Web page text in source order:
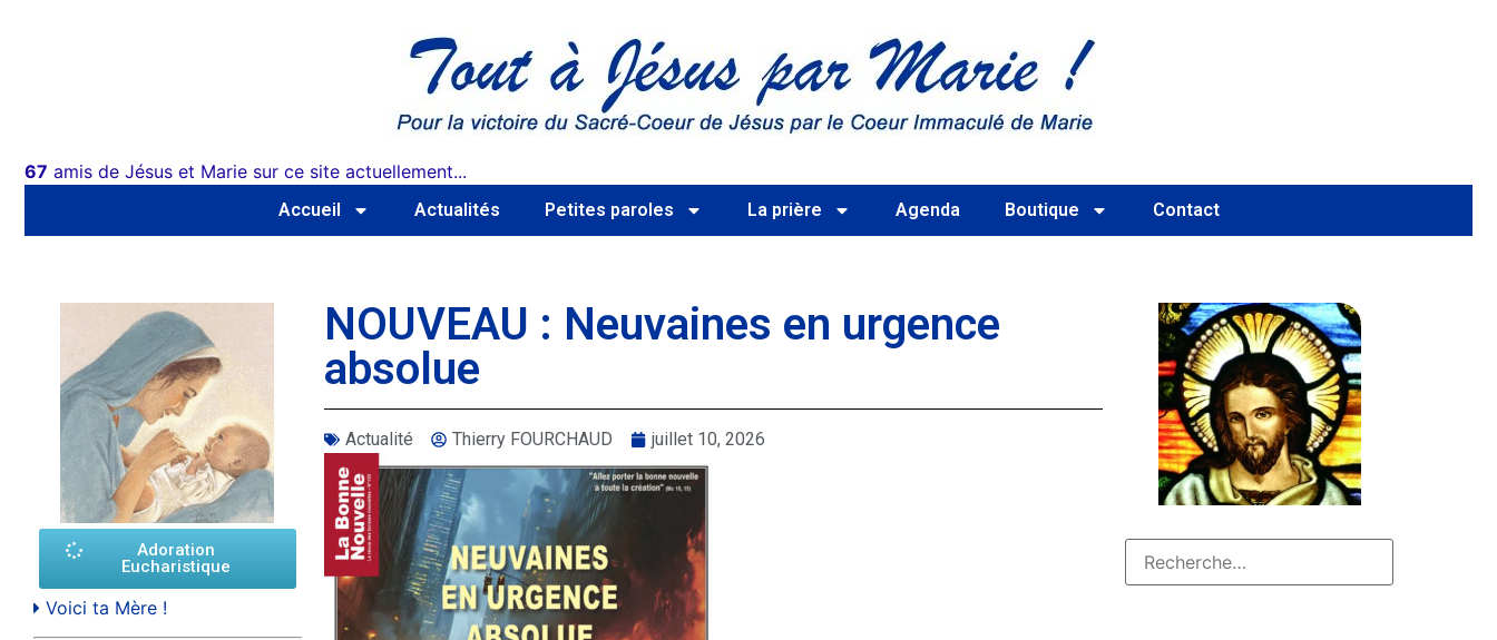
67 amis de Jésus et Marie sur ce site actuellement...
Accueil Actualités Petites paroles La prière Agenda Boutique Contact
Adoration
Eucharistique
Voici ta Mère !
NOUVEAU : Neuvaines en urgence
absolue
Actualité Thierry FOURCHAUD juillet 10, 2026